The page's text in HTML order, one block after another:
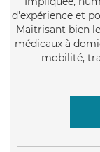
d'expérience et
Maitrisant bien
médicaux à
mobilité,